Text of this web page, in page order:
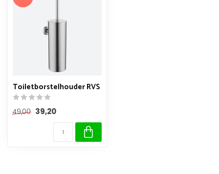
Toiletborstelhouder RVS
49,00 39,20